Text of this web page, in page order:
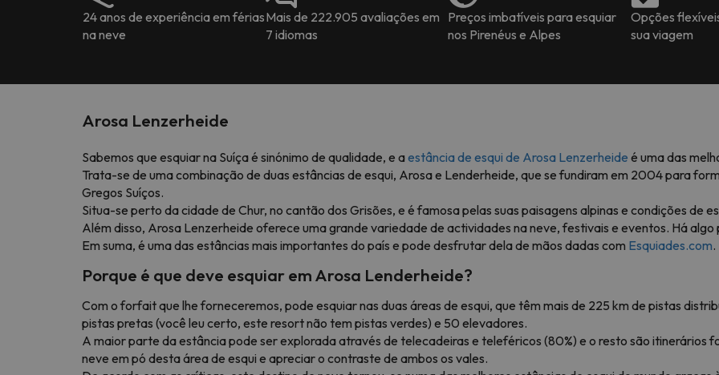
24 anos de experiência em férias
na neve
Mais de 222.905 avaliações em
7 idiomas
Preços imbatíveis para esquiar
nos Pirenéus e Alpes
Opções
sua viagem
Arosa Lenzerheide
Sabemos que esquiar na Suíça é sinónimo de qualidade, e aestância de esqui de Arosa Lenzerheide é uma das
Trata-se de uma combinação de duas estâncias de esqui, Arosa e Lenderheide, que se fundiram em 2004 para
Gregos Suíços.
Situa-se perto da cidade de Chur, no cantão dos Grisões, e é famosa pelas suas paisagens alpinas e condições de
Além disso, Arosa Lenzerheide oferece uma grande variedade de actividades na neve, festivais e eventos. Há algo
Em suma, é uma das estâncias mais importantes do país e pode desfrutar dela de mãos dadas com Esquiades.com.
Porque é que deve esquiar em Arosa Lenderheide?
Com o forfait que lhe forneceremos, pode esquiar nas duas áreas de esqui, que têm mais de 225 km de pistas
pistas pretas (você leu certo, este resort não tem pistas verdes) e 50 elevadores.
A maior parte da estância pode ser explorada através de telecadeiras e teleféricos (80%) e o resto são itinerários
neve em pó desta área de esqui e apreciar o contraste de ambos os vales.